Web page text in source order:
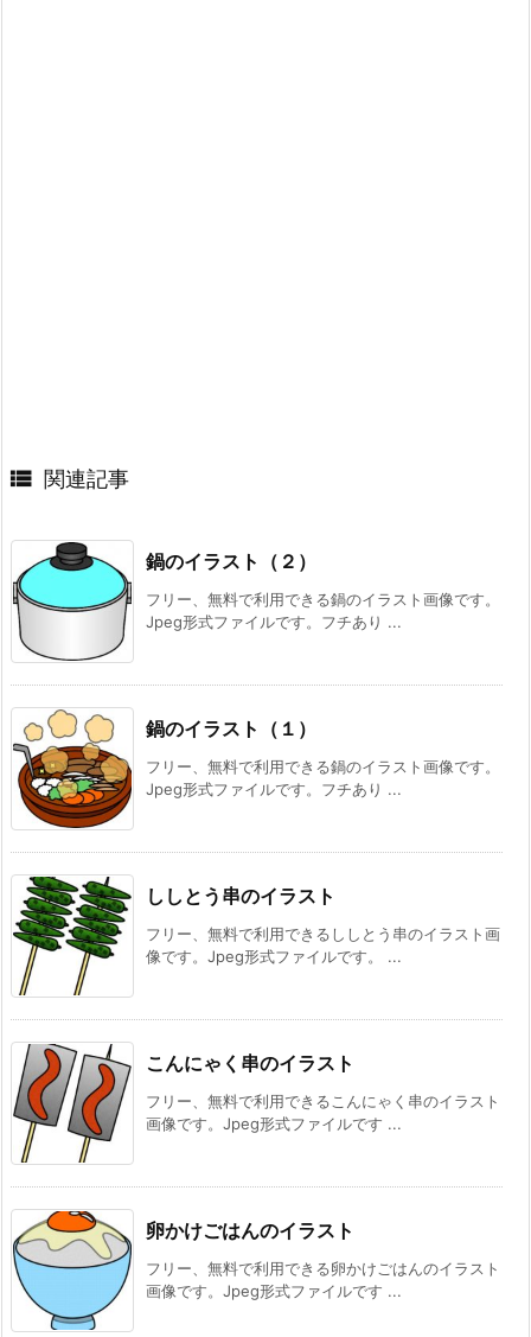
 関連記事
鍋のイラスト（２）
フリー、無料で利用できる鍋のイラスト画像です。
Jpeg形式ファイルです。フチあり ...
鍋のイラスト（１）
フリー、無料で利用できる鍋のイラスト画像です。
Jpeg形式ファイルです。フチあり ...
ししとう串のイラスト
フリー、無料で利用できるししとう串のイラスト画
像です。Jpeg形式ファイルです。 ...
こんにゃく串のイラスト
フリー、無料で利用できるこんにゃく串のイラスト
画像です。Jpeg形式ファイルです ...
卵かけごはんのイラスト
フリー、無料で利用できる卵かけごはんのイラスト
画像です。Jpeg形式ファイルです ...